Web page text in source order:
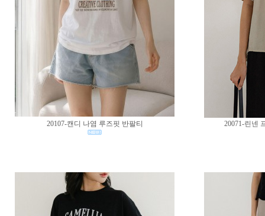
20107-캔디 나염 루즈핏 반팔티 20071-린넨